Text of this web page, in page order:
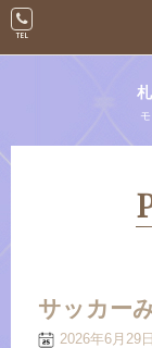
サッカー
2026年6月29